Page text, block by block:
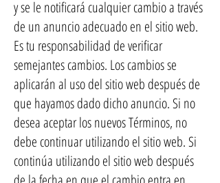
y se le notificará cualquier cambio a través
de un anuncio adecuado en el sitio web.
Es tu responsabilidad de verificar
semejantes cambios. Los cambios se
aplicarán al uso del sitio web después de
que hayamos dado dicho anuncio. Si no
desea aceptar los nuevos Términos, no
debe continuar utilizando el sitio web. Si
continúa utilizando el sitio web después